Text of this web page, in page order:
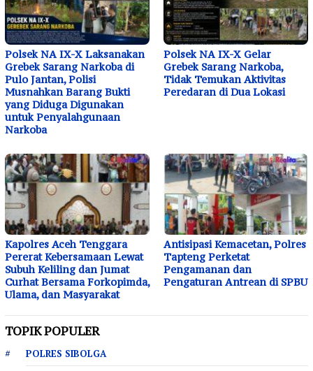
Polsek NA IX-X Laksanakan
Grebek Sarang Narkoba di
Pulo Jantan, Polisi
Musnahkan Barang Bukti
yang Diduga Digunakan
untuk Penyalahgunaan
Narkoba
Polsek NA IX-X Gelar
Grebek Sarang Narkoba,
Tidak Temukan Aktivitas
Peredaran di Dua Lokasi
Kapolres Aceh Tenggara
Pererat Kebersamaan Lewat
Subuh Keliling dan Jumat
Curhat Bersama Forkopimda,
Ulama, dan Masyarakat
Antisipasi Kemacetan, Polres
Tapteng Perketat
Pengamanan dan
Pengaturan Antrean di SPBU
TOPIK POPULER
POLRES SIBOLGA